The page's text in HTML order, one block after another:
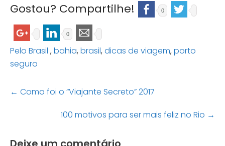
Gostou? Compartilhe! 0
0
Pelo Brasil ,bahia,brasil,dicas de viagem,porto
seguro
Post
← Como foi o “Viajante Secreto” 2017
100 motivos para ser mais feliz no Rio →